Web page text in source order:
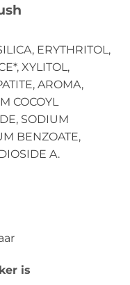
ERYTHRITOL,
XYLITOL,
AROMA,
COCOYL
SODIUM
BENZOATE,
A.
is